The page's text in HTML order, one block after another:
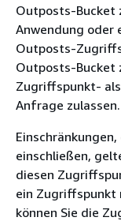
Outposts-Bucket
Anwendung oder
Outposts-
Outposts-Bucket
Zugriffspunkt-
Anfrage zulassen.
einschließen,
diesen
ein Zugriffspunkt
können Sie die